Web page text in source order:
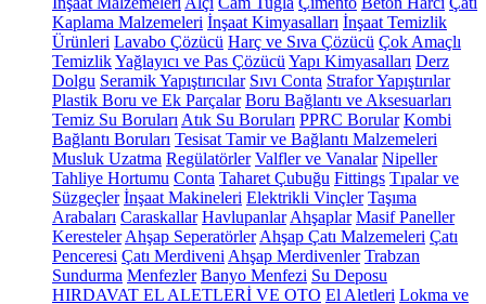
Kaplama Malzemeleri İnşaat Kimyasalları İnşaat Temizlik
Ürünleri Lavabo Çözücü Harç ve Sıva Çözücü Çok Amaçlı
TemizlikYağlayıcı ve Pas Çözücü Yapı Kimyasalları Derz
Dolgu Seramik Yapıştırıcılar Sıvı Conta Strafor Yapıştırılar
Plastik Boru ve Ek Parçalar Boru Bağlantı ve Aksesuarları
Temiz Su Boruları Atık Su Boruları PPRC Borular Kombi
Bağlantı Boruları Tesisat Tamir ve Bağlantı Malzemeleri
Musluk Uzatma Regülatörler Valfler ve Vanalar Nipeller
Tahliye Hortumu Conta Taharet Çubuğu Fittings Tıpalar ve
Süzgeçler İnşaat Makineleri Elektrikli Vinçler Taşıma
Arabaları Caraskallar Havlupanlar Ahşaplar Masif Paneller
Keresteler Ahşap Seperatörler Ahşap Çatı Malzemeleri Çatı
Penceresi Çatı Merdiveni Ahşap Merdivenler Trabzan
Sundurma Menfezler Banyo Menfezi Su Deposu
HIRDAVAT EL ALETLERİ VE OTO El Aletleri Lokma ve